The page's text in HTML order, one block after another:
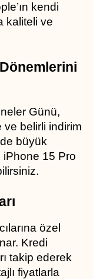
kendi
kaliteli ve
Günü,
belirli indirim
büyük
iPhone 15 Pro
özel
Kredi
takip ederek
fiyatlarla